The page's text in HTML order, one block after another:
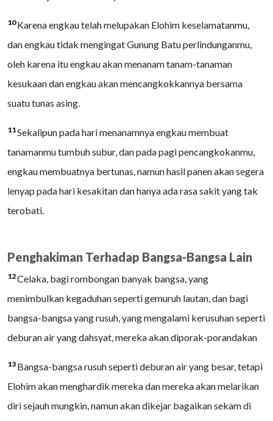
10Karena engkau telah melupakan Elohim keselamatanmu,
dan engkau tidak mengingat Gunung Batu perlindunganmu,
oleh karena itu engkau akan menanam tanam-tanaman
kesukaan dan engkau akan mencangkokkannya bersama
suatu tunas asing.
11Sekalipun pada hari menanamnya engkau membuat
tanamanmu tumbuh subur, dan pada pagi pencangkokanmu,
engkau membuatnya bertunas, namun hasil panen akan segera
lenyap pada hari kesakitan dan hanya ada rasa sakit yang tak
terobati.
Penghakiman Terhadap Bangsa-Bangsa Lain
12Celaka, bagi rombongan banyak bangsa, yang
menimbulkan kegaduhan seperti gemuruh lautan, dan bagi
bangsa-bangsa yang rusuh, yang mengalami kerusuhan seperti
deburan air yang dahsyat, mereka akan diporak-porandakan
13 Bangsa-bangsa rusuh seperti deburan air yang besar, tetapi
Elohim akan menghardik mereka dan mereka akan melarikan
diri sejauh mungkin, namun akan dikejar bagaikan sekam di